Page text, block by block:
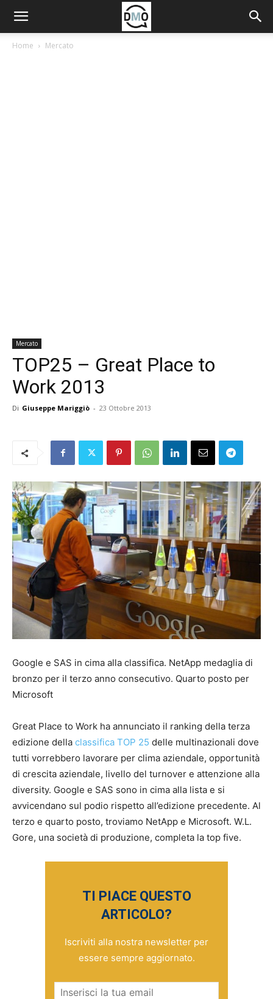
Home Mercato
Mercato
TOP25 – Great Place to
Work 2013
Di Giuseppe Mariggiò - 23 Ottobre 2013
Google e SAS in cima alla classifica. NetApp medaglia di
bronzo per il terzo anno consecutivo. Quarto posto per
Microsoft
Great Place to Work ha annunciato il ranking della terza
edizione della classifica TOP 25 delle multinazionali dove
tutti vorrebbero lavorare per clima aziendale, opportunità
di crescita aziendale, livello del turnover e attenzione alla
diversity. Google e SAS sono in cima alla lista e si
avvicendano sul podio rispetto all’edizione precedente. Al
terzo e quarto posto, troviamo NetApp e Microsoft. W.L.
Gore, una società di produzione, completa la top five.
TI PIACE QUESTO
ARTICOLO?
Iscriviti alla nostra newsletter per
essere sempre aggiornato.